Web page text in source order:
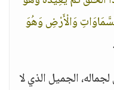
وَالْأَرْضِ وَهُوَ
.
الجميل الذي لا